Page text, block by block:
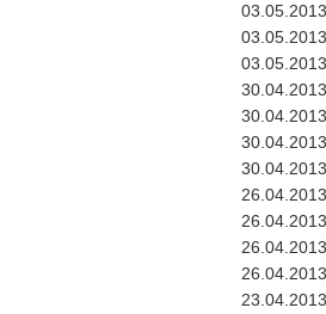
03.05.2013
03.05.2013
03.05.2013
30.04.2013
30.04.2013
30.04.2013
30.04.2013
26.04.2013
26.04.2013
26.04.2013
26.04.2013
23.04.2013